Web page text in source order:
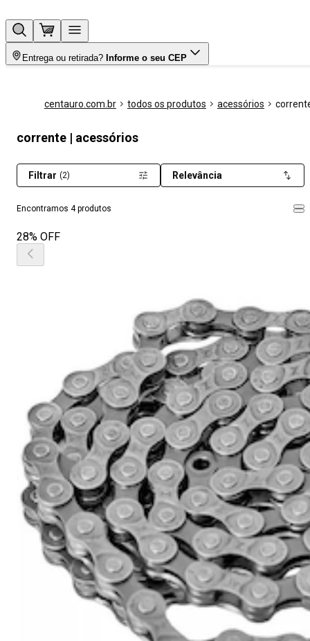
Entrega ou retirada? Informe o seu CEP
centauro.com.br todos os produtos acessórios
corrente | acessórios
Encontramos 4 produtos
Filtrar (2) Relevância
28% OFF